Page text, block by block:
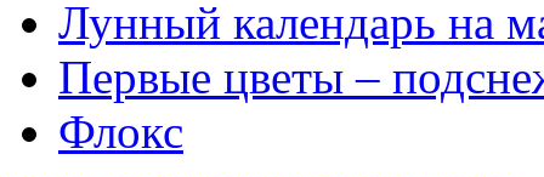
Лунный календарь на
Первые цветы –
Флокс